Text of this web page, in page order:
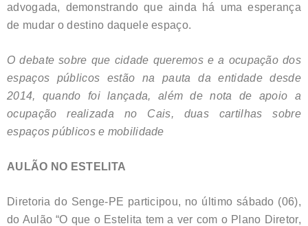
advogada, demonstrando que ainda há uma esperança
de mudar o destino daquele espaço.
O debate sobre que cidade queremos e a ocupação dos
espaços públicos estão na pauta da entidade desde
2014, quando foi lançada, além de nota de apoio a
ocupação realizada no Cais, duas cartilhas sobre
espaços públicos e mobilidade
AULÃO NO ESTELITA
Diretoria do Senge-PE participou, no último sábado (06),
do Aulão “O que o Estelita tem a ver com o Plano Diretor,